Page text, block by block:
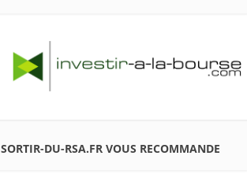
SORTIR-DU-RSA.FR VOUS RECOMMANDE